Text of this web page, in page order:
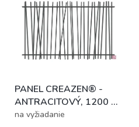
PANEL CREAZEN® -
ANTRACITOVÝ, 1200 x
2400 mm
na vyžiadanie